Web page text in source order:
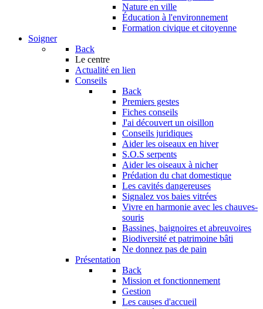
Nature en ville
Éducation à l'environnement
Formation civique et citoyenne
Soigner
Back
Le centre
Actualité en lien
Conseils
Back
Premiers gestes
Fiches conseils
J'ai découvert un oisillon
Conseils juridiques
Aider les oiseaux en hiver
S.O.S serpents
Aider les oiseaux à nicher
Prédation du chat domestique
Les cavités dangereuses
Signalez vos baies vitrées
Vivre en harmonie avec les chauves-
souris
Bassines, baignoires et abreuvoires
Biodiversité et patrimoine bâti
Ne donnez pas de pain
Présentation
Back
Mission et fonctionnement
Gestion
Les causes d'accueil